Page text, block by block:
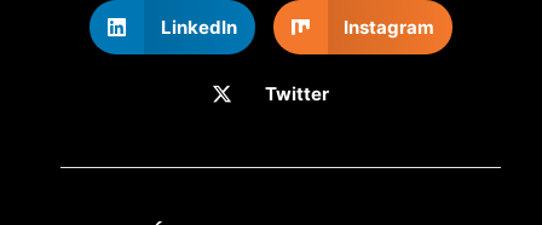
LinkedIn Instagram
Twitter